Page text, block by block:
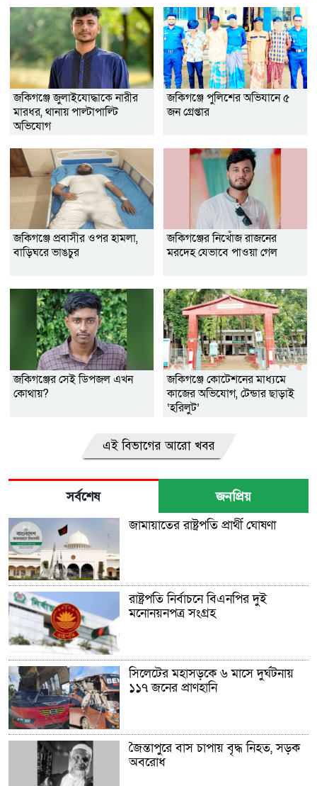
জকিগঞ্জে জুলাইযোদ্ধাকে নারীর
মারধর, থানায় পাল্টাপাল্টি
অভিযোগ
জকিগঞ্জে পুলিশের অভিযানে ৫
জন গ্রেপ্তার
জকিগঞ্জে প্রবাসীর ওপর হামলা,
বাড়িঘরে ভাঙচুর
জকিগঞ্জের নিখোঁজ রাজনের
মরদেহ যেভাবে পাওয়া গেল
জকিগঞ্জের সেই ডিপজল এখন
কোথায়?
জকিগঞ্জে কোটেশনের মাধ্যমে
কাজের অভিযোগ, টেন্ডার ছাড়াই
‘হরিলুট’
এই বিভাগের আরো খবর
সর্বশেষ জনপ্রিয়
জামায়াতের রাষ্ট্রপতি প্রার্থী ঘোষণা
রাষ্ট্রপতি নির্বাচনে বিএনপির দুই
মনোনয়নপত্র সংগ্রহ
সিলেটের মহাসড়কে ৬ মাসে দুর্ঘটনায়
১১৭ জনের প্রাণহানি
জৈন্তাপুরে বাস চাপায় বৃদ্ধ নিহত, সড়ক
অবরোধ